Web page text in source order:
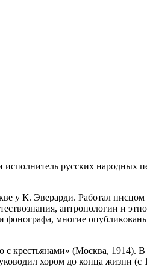
русских народных
у К. Эверарди. Работал
антропологии и
фонографа, многие
крестьянами» (Москва, 1914). В
хором до конца жизни (с